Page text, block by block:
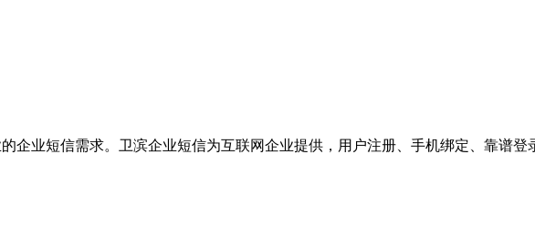
企业短信需求。卫滨企业短信为互联网企业提供，用户注册、手机绑定、靠谱